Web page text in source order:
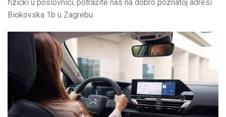
fizički u poslovnici, potražite nas na dobro poznatoj adresi
Biokovska 1b u Zagrebu.